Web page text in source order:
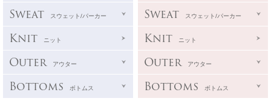
Sweat スウェット/パーカー
Knit ニット
Outer アウター
Bottoms ボトムス
Sweat スウェット/パーカー
Knit ニット
Outer アウター
Bottoms ボトムス